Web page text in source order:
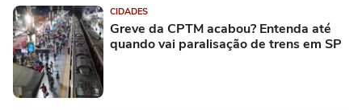
CIDADES
Greve da CPTM acabou? Entenda até
quando vai paralisação de trens em SP